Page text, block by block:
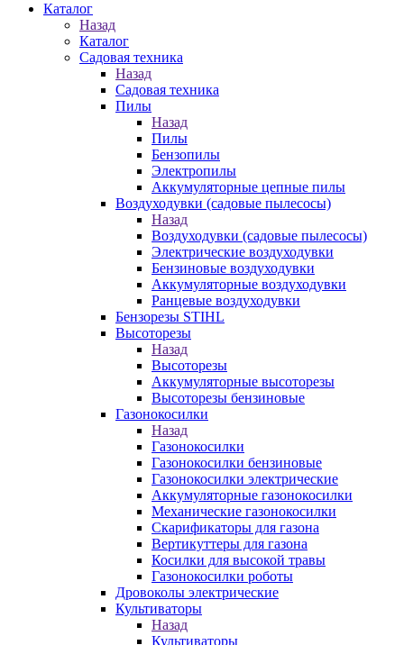
Каталог
Назад
Каталог
Садовая техника
Назад
Садовая техника
Пилы
Назад
Пилы
Бензопилы
Электропилы
Аккумуляторные цепные пилы
Воздуходувки (садовые пылесосы)
Назад
Воздуходувки (садовые пылесосы)
Электрические воздуходувки
Бензиновые воздуходувки
Аккумуляторные воздуходувки
Ранцевые воздуходувки
Бензорезы STIHL
Высоторезы
Назад
Высоторезы
Аккумуляторные высоторезы
Высоторезы бензиновые
Газонокосилки
Назад
Газонокосилки
Газонокосилки бензиновые
Газонокосилки электрические
Аккумуляторные газонокосилки
Механические газонокосилки
Скарификаторы для газона
Вертикуттеры для газона
Косилки для высокой травы
Газонокосилки роботы
Дровоколы электрические
Культиваторы
Назад
Культиваторы